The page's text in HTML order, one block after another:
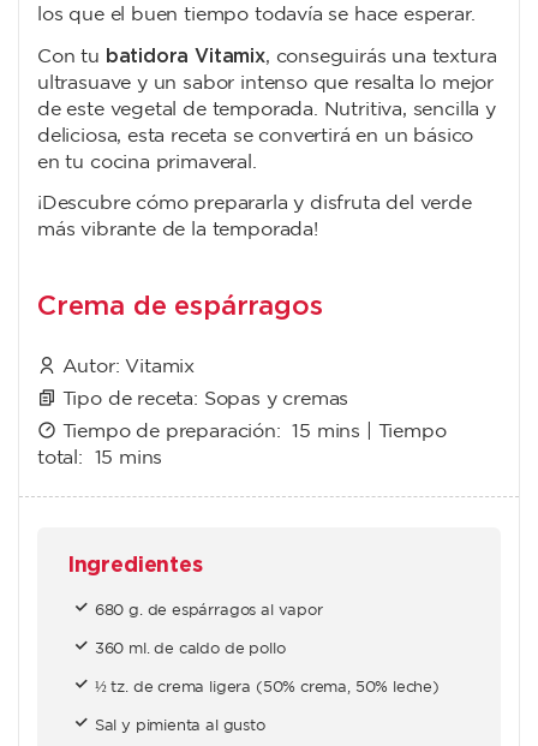
los que el buen tiempo todavía se hace esperar.
Con tu batidora Vitamix, conseguirás una textura
ultrasuave y un sabor intenso que resalta lo mejor
de este vegetal de temporada. Nutritiva, sencilla y
deliciosa, esta receta se convertirá en un básico
en tu cocina primaveral.
¡Descubre cómo prepararla y disfruta del verde
más vibrante de la temporada!
Crema de espárragos
Autor: Vitamix
Tipo de receta: Sopas y cremas
Tiempo de preparación:15 mins | Tiempo
total: 15 mins
Ingredientes
680 g. de espárragos al vapor
360 ml. de caldo de pollo
½ tz. de crema ligera (50% crema, 50% leche)
Sal y pimienta al gusto